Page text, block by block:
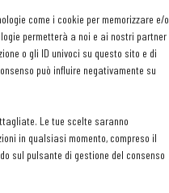
come i cookie per memorizzare e/o
permetterà a noi e ai nostri partner
o gli ID univoci su questo sito e di
può influire negativamente su
Le tue scelte saranno
in qualsiasi momento, compreso il
sul pulsante di gestione del consenso
la
e
pomodoro,
la
il calcolo al
pasta